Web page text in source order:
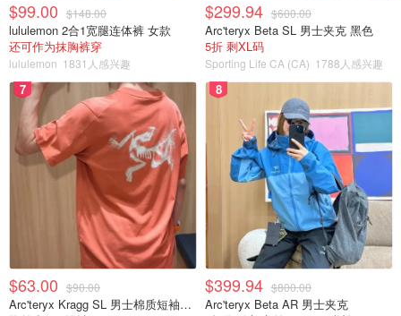
$99.00 $148.00
lululemon 2合1宽腿连体裤 女款
还可作为抹胸裤穿
lululemon 1831人感兴趣
$299.94 $600.00
Arc'teryx Beta SL 男士夹克 黑色
5折 剩XL码
Sporting Life CA (CA) 1788人感兴趣
7
$63.00 $90.00
Arc'teryx Kragg SL 男士棉质短袖T恤
8
$399.94 $800.00
Arc'teryx Beta AR 男士夹克